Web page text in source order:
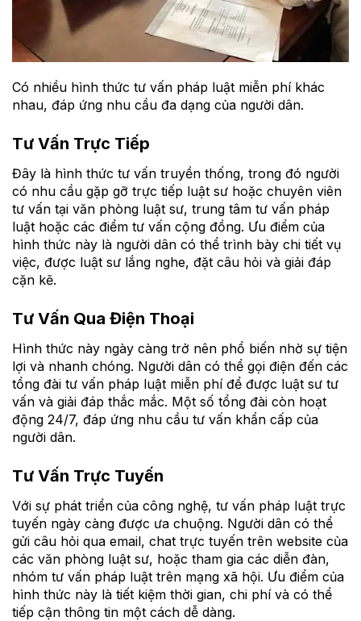
Có nhiều hình thức tư vấn pháp luật miễn phí khác
nhau, đáp ứng nhu cầu đa dạng của người dân.
Tư Vấn Trực Tiếp
Đây là hình thức tư vấn truyền thống, trong đó người
có nhu cầu gặp gỡ trực tiếp luật sư hoặc chuyên viên
tư vấn tại văn phòng luật sư, trung tâm tư vấn pháp
luật hoặc các điểm tư vấn cộng đồng. Ưu điểm của
hình thức này là người dân có thể trình bày chi tiết vụ
việc, được luật sư lắng nghe, đặt câu hỏi và giải đáp
cặn kẽ.
Tư Vấn Qua Điện Thoại
Hình thức này ngày càng trở nên phổ biến nhờ sự tiện
lợi và nhanh chóng. Người dân có thể gọi điện đến các
tổng đài tư vấn pháp luật miễn phí để được luật sư tư
vấn và giải đáp thắc mắc. Một số tổng đài còn hoạt
động 24/7, đáp ứng nhu cầu tư vấn khẩn cấp của
người dân.
Tư Vấn Trực Tuyến
Với sự phát triển của công nghệ, tư vấn pháp luật trực
tuyến ngày càng được ưa chuộng. Người dân có thể
gửi câu hỏi qua email, chat trực tuyến trên website của
các văn phòng luật sư, hoặc tham gia các diễn đàn,
nhóm tư vấn pháp luật trên mạng xã hội. Ưu điểm của
hình thức này là tiết kiệm thời gian, chi phí và có thể
tiếp cận thông tin một cách dễ dàng.